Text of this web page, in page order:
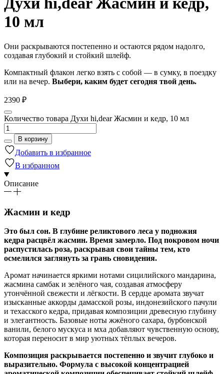
10 мл
Они раскрываются постепенно и остаются рядом надолго,
создавая глубокий и стойкий шлейф.
Компактный флакон легко взять с собой — в сумку, в поездку
или на вечер. Выбери, каким будет сегодня твой день.
2390 ₽
Количество товара Духи hi,dear Жасмин и кедр, 10 мл
В корзину
Добавить в избранное
В избранном
Описание
Жасмин и кедр
Это был сон. В глубине реликтового леса у подножия
кедра расцвёл жасмин. Время замерло. Под покровом ночи
распустилась роза, раскрывая свои тайны тем, кто
осмелился заглянуть за грань сновидения.
Аромат начинается яркими нотами сицилийского мандарина,
жасмина самбак и зелёного чая, создавая атмосферу
утончённой свежести и лёгкости. В сердце аромата звучат
изысканные аккорды дамасской розы, индонезийского пачули
и техасского кедра, придавая композиции древесную глубину
и элегантность. Базовые ноты жжёного сахара, бурбонской
ванили, белого мускуса и мха добавляют чувственную основу,
которая переносит в мир уютных тёплых вечеров.
Композиция раскрывается постепенно и звучит глубоко и
выразительно. Формула с высокой концентрацией